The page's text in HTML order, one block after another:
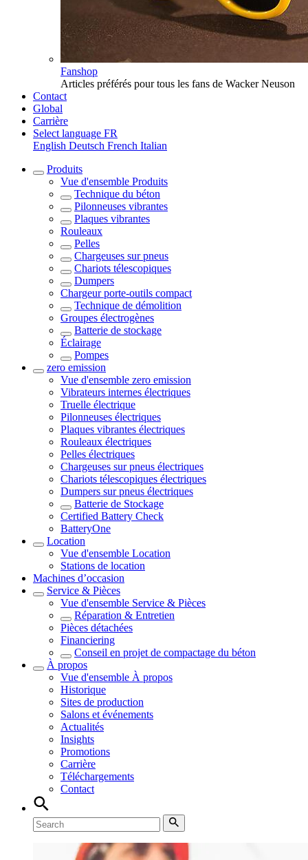
Fanshop
Articles préférés pour tous les fans de Wacker Neuson
Contact
Global
Carrière
Select language FR
English Deutsch French Italian
Produits
Vue d'ensemble Produits
Technique du béton
Pilonneuses vibrantes
Plaques vibrantes
Rouleaux
Pelles
Chargeuses sur pneus
Chariots télescopiques
Dumpers
Chargeur porte-outils compact
Technique de démolition
Groupes électrogènes
Batterie de stockage
Éclairage
Pompes
zero emission
Vue d'ensemble zero emission
Vibrateurs internes électriques
Truelle électrique
Pilonneuses électriques
Plaques vibrantes électriques
Rouleaux électriques
Pelles électriques
Chargeuses sur pneus électriques
Chariots télescopiques électriques
Dumpers sur pneus électriques
Batterie de Stockage
Certified Battery Check
BatteryOne
Location
Vue d'ensemble Location
Stations de location
Machines d’occasion
Service & Pièces
Vue d'ensemble Service & Pièces
Réparation & Entretien
Pièces détachées
Financiering
Conseil en projet de compactage du béton
À propos
Vue d'ensemble À propos
Historique
Sites de production
Salons et événements
Actualités
Insights
Promotions
Carrière
Téléchargements
Contact